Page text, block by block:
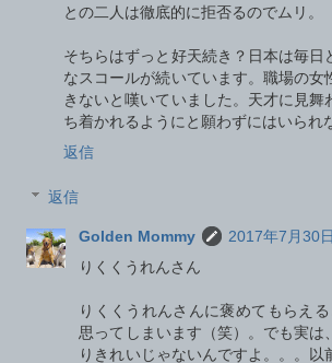
との二人は徹底的に拒否るのでムリ。
そちらはずっと好天続き？日本は毎日
なスコールが続いています。職場の女
きないと嘆いていました。天才に見舞
ち着かれるようにと願わずにはいられ
返信
返信
Golden Mommy
2017年7月30
りくくうれんさん
りくくうれんさんに褒めてもらえ
思ってしまいます（笑）。でも実は
りきれいじゃないんですよ。。。以